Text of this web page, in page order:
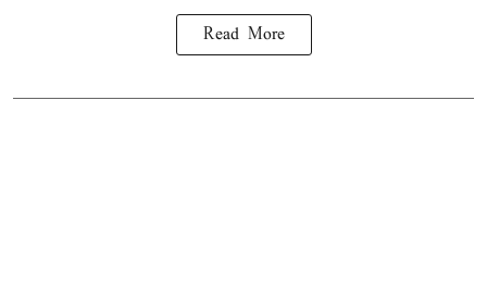
Read More